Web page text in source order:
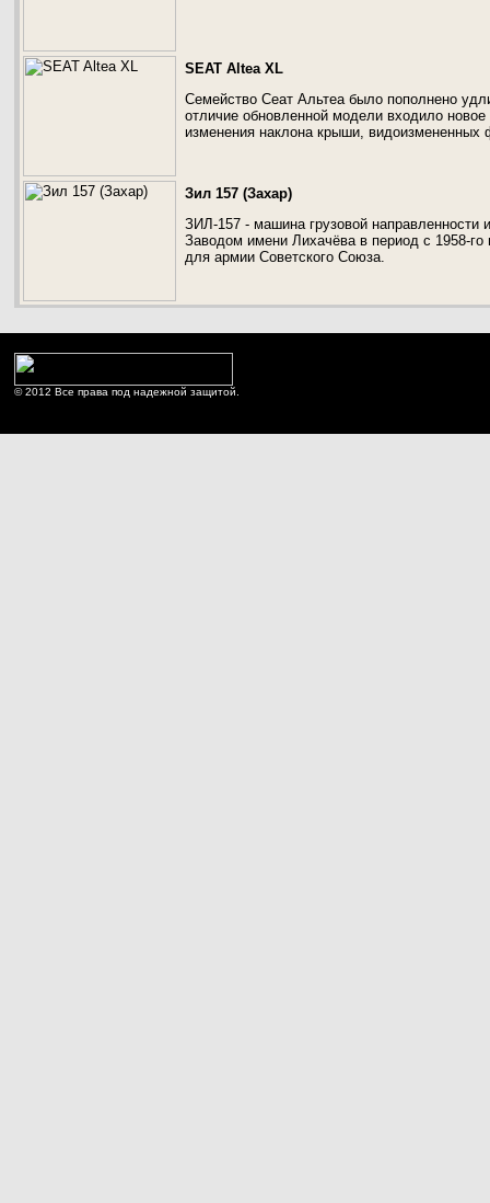
SEAT Altea XL
Семейство Сеат Альтеа было пополнено
отличие обновленной модели входило
изменения наклона крыши, видоизмененных
Зил 157 (Захар)
ЗИЛ-157 - машина грузовой
Заводом имени Лихачёва в период с 1958-
для армии Советского Союза.
© 2012 Все права под надежной защитой.